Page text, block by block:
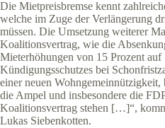
Die Mietpreisbremse kennt
welche im Zuge der Verlängerung
müssen. Die Umsetzung weiterer
Koalitionsvertrag, wie die
Mieterhöhungen von 15 Prozent auf
Kündigungsschutzes bei
einer neuen
die Ampel und insbesondere die
Koalitionsvertrag stehen […]“,
Lukas Siebenkotten.